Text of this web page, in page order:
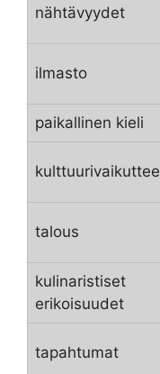
nähtävyydet
ilmasto
paikallinen kieli
talous
kulinaristiset
erikoisuudet
tapahtumat